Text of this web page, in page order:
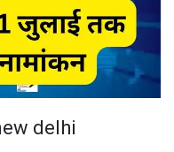
delhi